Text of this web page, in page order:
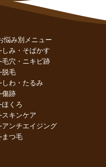
悩み別メニュー
├しみ・そばかす
├毛穴・ニキビ跡
├脱毛
├しわ・たるみ
├傷跡
├ほくろ
├スキンケア
├アンチエイジング
├まつ毛